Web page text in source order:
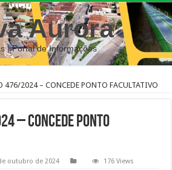
Aurora
| Portal de Informações
476/2024 – CONCEDE PONTO FACULTATIVO
– CONCEDE PONTO
outubro de 2024 176 Views